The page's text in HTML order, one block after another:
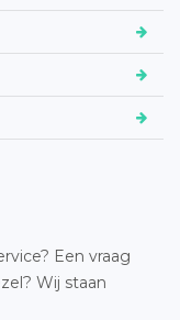
Een vraag
Wij staan